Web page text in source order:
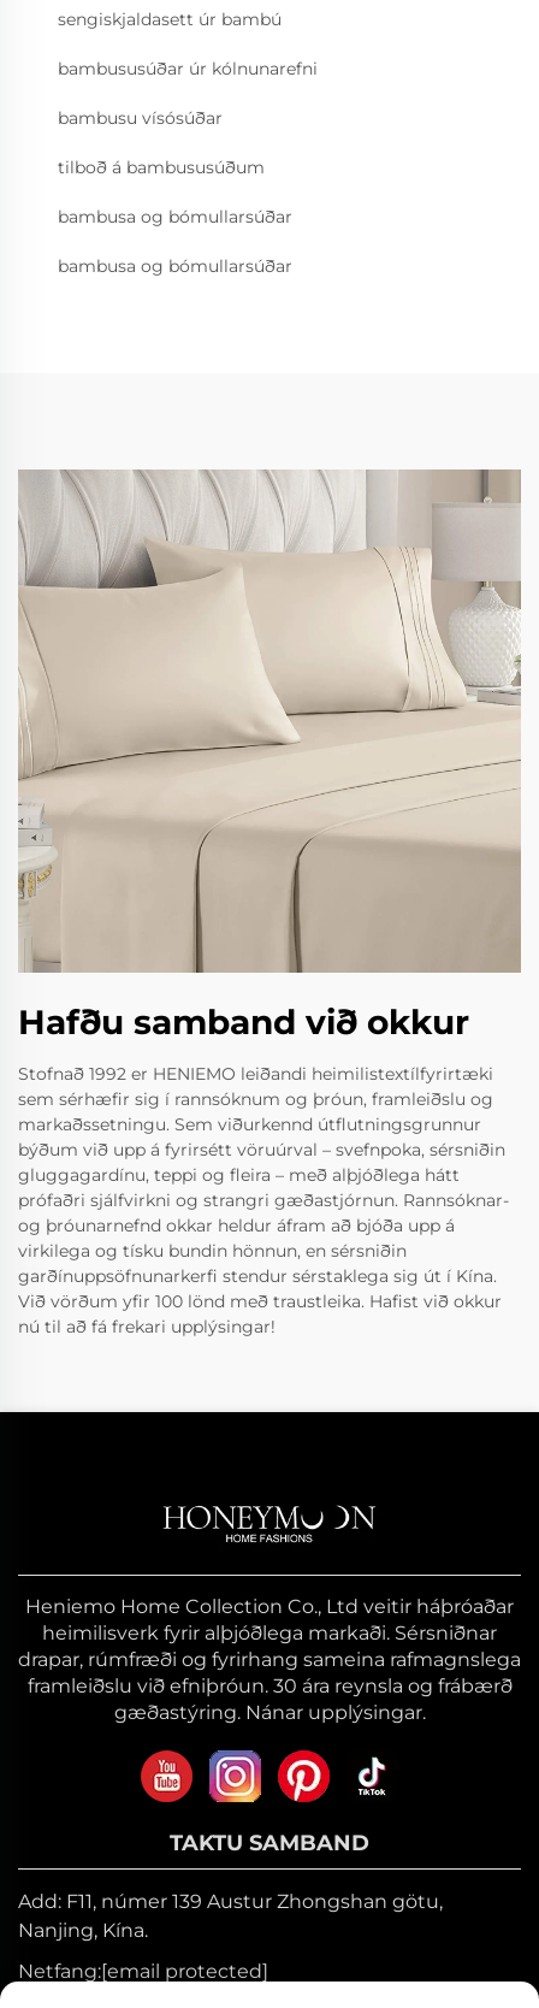
sengiskjaldasett úr bambú
bambususúðar úr kólnunarefni
bambusu vísósúðar
tilboð á bambususúðum
bambusa og bómullarsúðar
bambusa og bómullarsúðar
Hafðu samband við okkur
Stofnað 1992 er HENIEMO leiðandi heimilistextílfyrirtæki
sem sérhæfir sig í rannsóknum og þróun, framleiðslu og
markaðssetningu. Sem viðurkennd útflutningsgrunnur
býðum við upp á fyrirsétt vöruúrval – svefnpoka, sérsniðin
gluggagardínu, teppi og fleira – með alþjóðlega hátt
prófaðri sjálfvirkni og strangri gæðastjórnun. Rannsóknar-
og þróunarnefnd okkar heldur áfram að bjóða upp á
virkilega og tísku bundin hönnun, en sérsniðin
garðínuppsöfnunarkerfi stendur sérstaklega sig út í Kína.
Við vörðum yfir 100 lönd með traustleika. Hafist við okkur
nú til að fá frekari upplýsingar!
Heniemo Home Collection Co., Ltd veitir háþróaðar
heimilisverk fyrir alþjóðlega markaði. Sérsniðnar
drapar, rúmfræði og fyrirhang sameina rafmagnslega
framleiðslu við efniþróun. 30 ára reynsla og frábærð
gæðastýring. Nánar upplýsingar.
TAKTU SAMBAND
Add: F11, númer 139 Austur Zhongshan götu,
Nanjing, Kína.
Netfang:[email protected]